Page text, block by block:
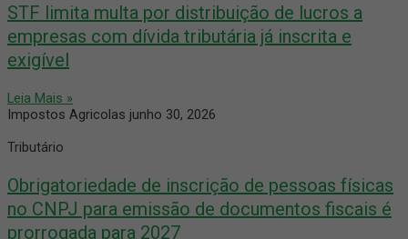
STF limita multa por distribuição de lucros a
empresas com dívida tributária já inscrita e
exigível
Leia Mais »
Impostos Agricolas junho 30, 2026
Tributário
Obrigatoriedade de inscrição de pessoas físicas
no CNPJ para emissão de documentos fiscais é
prorrogada para 2027